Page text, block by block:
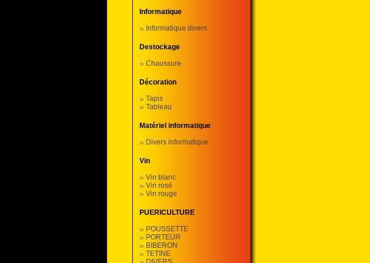
Informatique
Informatique divers
Destockage
Chaussure
Décoration
Tapis
Tableau
Matériel informatique
Divers informatique
Vin
Vin blanc
Vin rosé
Vin rouge
PUERICULTURE
POUSSETTE
PORTEUR
BIBERON
TETINE